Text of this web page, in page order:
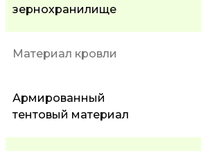
зернохранилище
Материал кровли
Армированный
тентовый материал